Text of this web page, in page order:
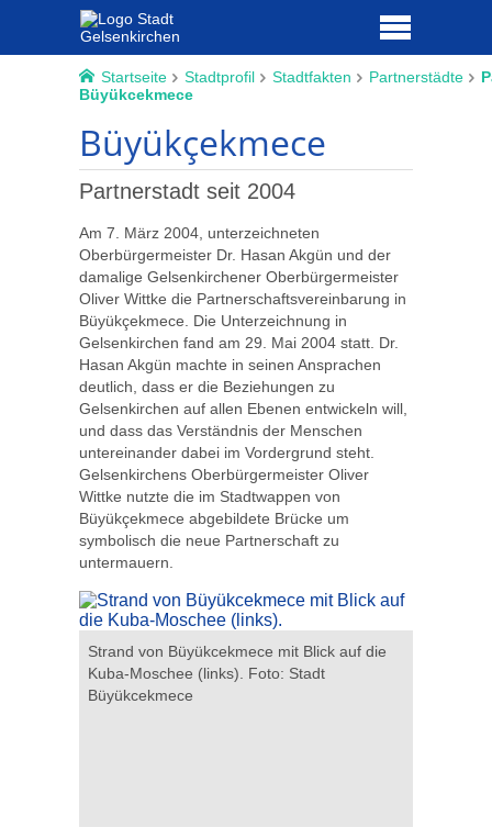
Startseite Stadtprofil Stadtfakten Partnerstädte
Büyükcekmece
Büyükçekmece
Partnerstadt seit 2004
Am 7. März 2004, unterzeichneten
Oberbürgermeister Dr. Hasan Akgün und der
damalige Gelsenkirchener Oberbürgermeister
Oliver Wittke die Partnerschaftsvereinbarung in
Büyükçekmece. Die Unterzeichnung in
Gelsenkirchen fand am 29. Mai 2004 statt. Dr.
Hasan Akgün machte in seinen Ansprachen
deutlich, dass er die Beziehungen zu
Gelsenkirchen auf allen Ebenen entwickeln will,
und dass das Verständnis der Menschen
untereinander dabei im Vordergrund steht.
Gelsenkirchens Oberbürgermeister Oliver
Wittke nutzte die im Stadtwappen von
Büyükçekmece abgebildete Brücke um
symbolisch die neue Partnerschaft zu
untermauern.
Strand von Büyükcekmece mit Blick auf die
Kuba-Moschee (links). Foto: Stadt
Büyükcekmece